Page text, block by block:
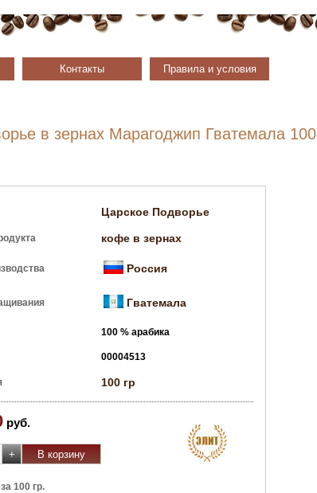
Контакты Правила и условия
в зернах Марагоджип Гватемала 100
Царское Подворье
кофе в зернах
Россия
Гватемала
100 % арабика
00004513
100 гр
руб.
100 гр.